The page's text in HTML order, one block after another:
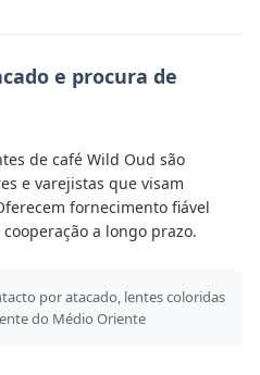
e procura de
de café Wild Oud são
e varejistas que visam
fornecimento fiável
a longo prazo.
por atacado, lentes coloridas
do Médio Oriente